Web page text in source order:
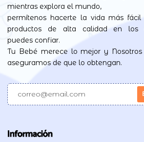
mientras explora el mundo,
permítenos hacerte la vida más fácil
productos de alta calidad en los
puedes confiar.
Tu Bebé merece lo mejor y Nosotros
aseguramos de que lo obtengan.
Información